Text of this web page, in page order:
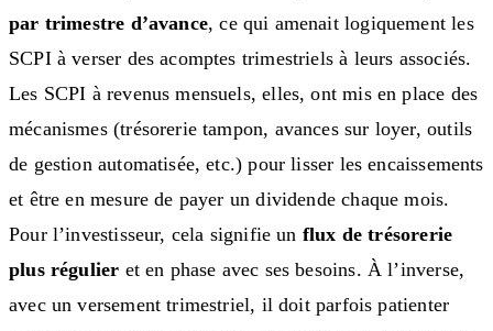
par trimestre d’avance, ce qui amenait logiquement les
SCPI à verser des acomptes trimestriels à leurs associés.
Les SCPI à revenus mensuels, elles, ont mis en place des
mécanismes (trésorerie tampon, avances sur loyer, outils
de gestion automatisée, etc.) pour lisser les encaissements
et être en mesure de payer un dividende chaque mois.
Pour l’investisseur, cela signifie un flux de trésorerie
plus régulier et en phase avec ses besoins. À l’inverse,
avec un versement trimestriel, il doit parfois patienter